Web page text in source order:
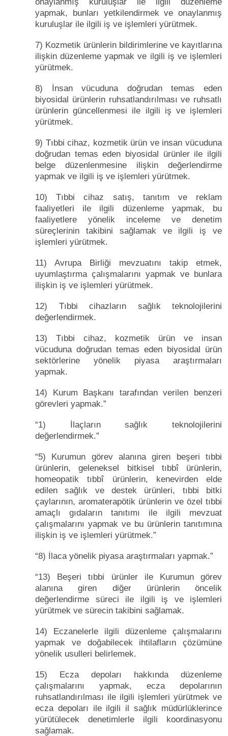
yapmak, bunları yetkilendirmek ve onaylanmış
kuruluşlar ile ilgili iş ve işlemleri yürütmek.
7) Kozmetik ürünlerin bildirimlerine ve kayıtlarına
ilişkin düzenleme yapmak ve ilgili iş ve işlemleri
yürütmek.
8) İnsan vücuduna doğrudan temas eden
biyosidal ürünlerin ruhsatlandırılması ve ruhsatlı
ürünlerin güncellenmesi ile ilgili iş ve işlemleri
yürütmek.
9) Tıbbi cihaz, kozmetik ürün ve insan vücuduna
doğrudan temas eden biyosidal ürünler ile ilgili
belge düzenlenmesine ilişkin değerlendirme
yapmak ve ilgili iş ve işlemleri yürütmek.
10) Tıbbi cihaz satış, tanıtım ve reklam
faaliyetleri ile ilgili düzenleme yapmak, bu
faaliyetlere yönelik inceleme ve denetim
süreçlerinin takibini sağlamak ve ilgili iş ve
işlemleri yürütmek.
11) Avrupa Birliği mevzuatını takip etmek,
uyumlaştırma çalışmalarını yapmak ve bunlara
ilişkin iş ve işlemleri yürütmek.
12) Tıbbi cihazların sağlık teknolojilerini
değerlendirmek.
13) Tıbbi cihaz, kozmetik ürün ve insan
vücuduna doğrudan temas eden biyosidal ürün
sektörlerine yönelik piyasa araştırmaları
yapmak.
14) Kurum Başkanı tarafından verilen benzeri
görevleri yapmak.”
“1) İlaçların sağlık teknolojilerini
değerlendirmek.”
“5) Kurumun görev alanına giren beşeri tıbbi
ürünlerin, geleneksel bitkisel tıbbî ürünlerin,
homeopatik tıbbî ürünlerin, kenevirden elde
edilen sağlık ve destek ürünleri, tıbbi bitki
çaylarının, aromaterapötik ürünlerin ve özel tıbbi
amaçlı gıdaların tanıtımı ile ilgili mevzuat
çalışmalarını yapmak ve bu ürünlerin tanıtımına
ilişkin iş ve işlemleri yürütmek.”
“8) İlaca yönelik piyasa araştırmaları yapmak.”
“13) Beşeri tıbbi ürünler ile Kurumun görev
alanına giren diğer ürünlerin öncelik
değerlendirme süreci ile ilgili iş ve işlemleri
yürütmek ve sürecin takibini sağlamak.
14) Eczanelerle ilgili düzenleme çalışmalarını
yapmak ve doğabilecek ihtilafların çözümüne
yönelik usulleri belirlemek.
15) Ecza depoları hakkında düzenleme
çalışmalarını yapmak, ecza depolarının
ruhsatlandırılması ile ilgili işlemleri yürütmek ve
ecza depoları ile ilgili il sağlık müdürlüklerince
yürütülecek denetimlerle ilgili koordinasyonu
sağlamak.